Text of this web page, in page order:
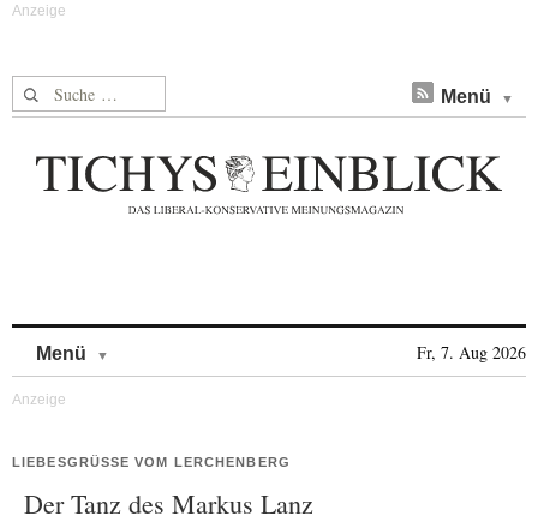
Suche nach: Menü
Menü Fr, 7. Aug 2026
LIEBESGRÜSSE VOM LERCHENBERG
Der Tanz des Markus Lanz